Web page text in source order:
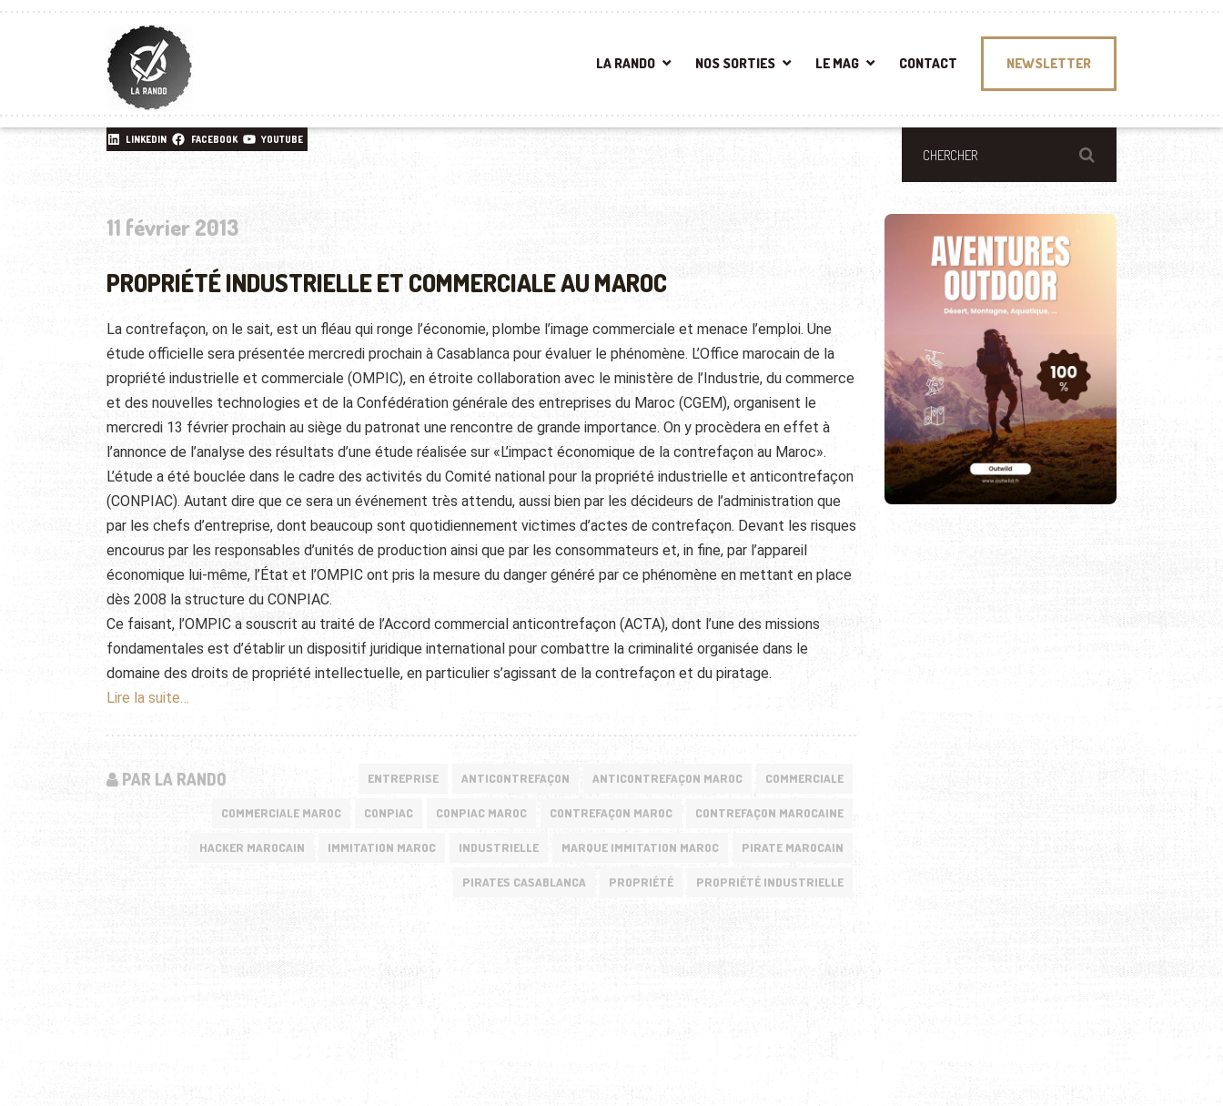
LA RANDO NOS SORTIES LE MAG CONTACT NEWSLETTER
LINKEDIN FACEBOOK YOUTUBE
11 février 2013
PROPRIÉTÉ INDUSTRIELLE ET COMMERCIALE AU MAROC
La contrefaçon, on le sait, est un fléau qui ronge l’économie, plombe l’image commerciale et menace l’emploi. Une
étude officielle sera présentée mercredi prochain à Casablanca pour évaluer le phénomène. L’Office marocain de la
propriété industrielle et commerciale (OMPIC), en étroite collaboration avec le ministère de l’Industrie, du commerce
et des nouvelles technologies et de la Confédération générale des entreprises du Maroc (CGEM), organisent le
mercredi 13 février prochain au siège du patronat une rencontre de grande importance. On y procèdera en effet à
l’annonce de l’analyse des résultats d’une étude réalisée sur «L’impact économique de la contrefaçon au Maroc».
L’étude a été bouclée dans le cadre des activités du Comité national pour la propriété industrielle et anticontrefaçon
(CONPIAC). Autant dire que ce sera un événement très attendu, aussi bien par les décideurs de l’administration que
par les chefs d’entreprise, dont beaucoup sont quotidiennement victimes d’actes de contrefaçon. Devant les risques
encourus par les responsables d’unités de production ainsi que par les consommateurs et, in fine, par l’appareil
économique lui-même, l’État et l’OMPIC ont pris la mesure du danger généré par ce phénomène en mettant en place
dès 2008 la structure du CONPIAC.
Ce faisant, l’OMPIC a souscrit au traité de l’Accord commercial anticontrefaçon (ACTA), dont l’une des missions
fondamentales est d’établir un dispositif juridique international pour combattre la criminalité organisée dans le
domaine des droits de propriété intellectuelle, en particulier s’agissant de la contrefaçon et du piratage.
Lire la suite…
PAR LA RANDO ENTREPRISE ANTICONTREFAÇON ANTICONTREFAÇON MAROC COMMERCIALE
COMMERCIALE MAROC CONPIAC CONPIAC MAROC CONTREFAÇON MAROC CONTREFAÇON MAROCAINE
HACKER MAROCAIN IMMITATION MAROC INDUSTRIELLE MARQUE IMMITATION MAROC PIRATE MAROCAIN
PIRATES CASABLANCA PROPRIÉTÉ PROPRIÉTÉ INDUSTRIELLE